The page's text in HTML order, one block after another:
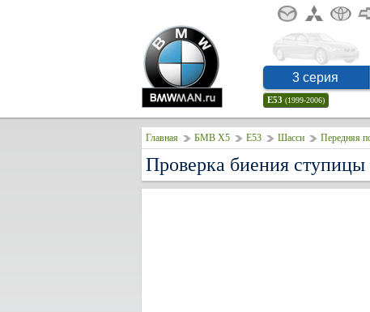
3 серия
E53 (1999-2006)
Главная БМВ Х5 E53 Шасси Передняя
Проверка биения ступицы